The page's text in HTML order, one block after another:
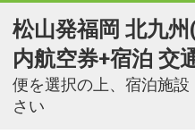
松山発福岡 北九
内航空券+宿泊 交
便を選択の上、宿泊施
さい